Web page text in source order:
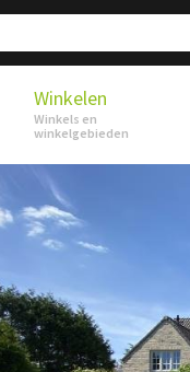
Winkelen
Winkels en
winkelgebieden